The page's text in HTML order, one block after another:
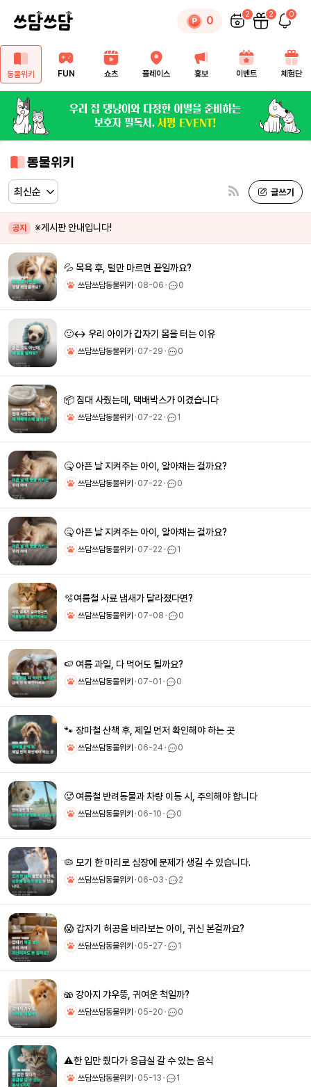
0 2 2 0
동물위키 FUN 쇼츠 플레이스 홍보 이벤트 체험단
동물위키
공지 ※게시판 안내입니다!
💦 목욕 후, 털만 마르면 끝일까요?
쓰담쓰담동물위키 ㆍ08-06ㆍ 0
🙂‍↔️ 우리 아이가 갑자기 몸을 터는 이유
쓰담쓰담동물위키 ㆍ07-29ㆍ 0
📦 침대 사줬는데, 택배박스가 이겼습니다
쓰담쓰담동물위키 ㆍ07-22ㆍ 1
🤒 아픈 날 지켜주는 아이, 알아채는 걸까요?
쓰담쓰담동물위키 ㆍ07-22ㆍ 0
🤒 아픈 날 지켜주는 아이, 알아채는 걸까요?
쓰담쓰담동물위키 ㆍ07-22ㆍ 1
🫧여름철 사료 냄새가 달라졌다면?
쓰담쓰담동물위키 ㆍ07-08ㆍ 0
🍉 여름 과일, 다 먹어도 될까요?
쓰담쓰담동물위키 ㆍ07-01 ㆍ 0
🐾 장마철 산책 후, 제일 먼저 확인해야 하는 곳
쓰담쓰담동물위키 ㆍ06-24ㆍ 0
🥵 여름철 반려동물과 차량 이동 시, 주의해야 합니다
쓰담쓰담동물위키 ㆍ06-10ㆍ 0
🦠 모기 한 마리로 심장에 문제가 생길 수 있습니다.
쓰담쓰담동물위키 ㆍ06-03ㆍ 2
😱 갑자기 허공을 바라보는 아이, 귀신 본걸까요?
쓰담쓰담동물위키 ㆍ05-27ㆍ 1
🫨 강아지 갸우뚱, 귀여운 척일까?
쓰담쓰담동물위키 ㆍ05-20ㆍ 0
⚠️한 입만 줬다가 응급실 갈 수 있는 음식
쓰담쓰담동물위키 ㆍ05-13ㆍ 1